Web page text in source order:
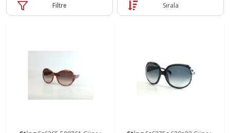
Filtre Sırala